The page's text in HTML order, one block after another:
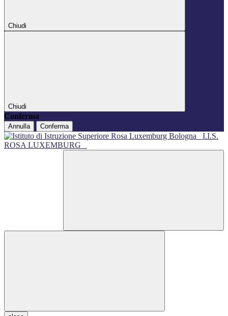
Chiudi
Chiudi
Conferma
Annulla Conferma
I.I.S.
ROSA LUXEMBURG